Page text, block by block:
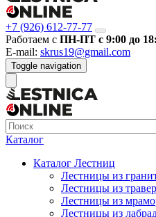
+7 (926) 612-77-77
Работаем с ПН-ПТ с 9:00 до
E-mail: skrus19@gmail.com
Toggle navigation
Каталог
Каталог Лестниц
Лестницы из
Лестницы из
Лестницы из
Лестницы из